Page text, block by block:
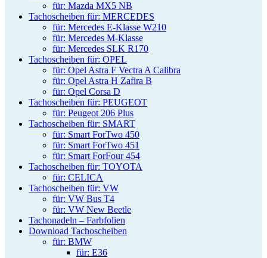
für: Mazda MX5 NB
Tachoscheiben für: MERCEDES
für: Mercedes E-Klasse W210
für: Mercedes M-Klasse
für: Mercedes SLK R170
Tachoscheiben für: OPEL
für: Opel Astra F Vectra A Calibra
für: Opel Astra H Zafira B
für: Opel Corsa D
Tachoscheiben für: PEUGEOT
für: Peugeot 206 Plus
Tachoscheiben für: SMART
für: Smart ForTwo 450
für: Smart ForTwo 451
für: Smart ForFour 454
Tachoscheiben für: TOYOTA
für: CELICA
Tachoscheiben für: VW
für: VW Bus T4
für: VW New Beetle
Tachonadeln – Farbfolien
Download Tachoscheiben
für: BMW
für: E36